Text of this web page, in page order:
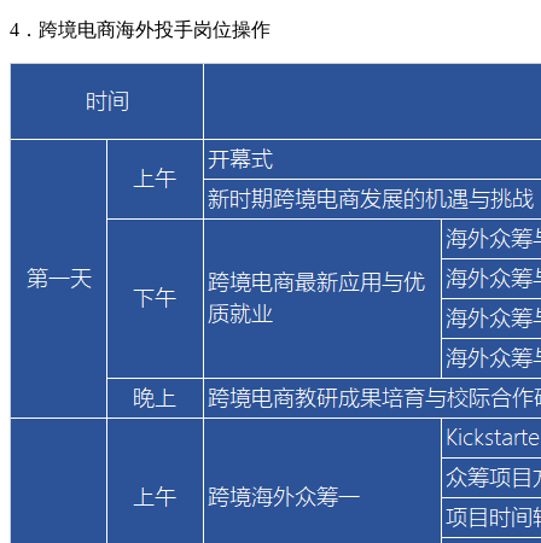
4．跨境电商海外投手岗位操作